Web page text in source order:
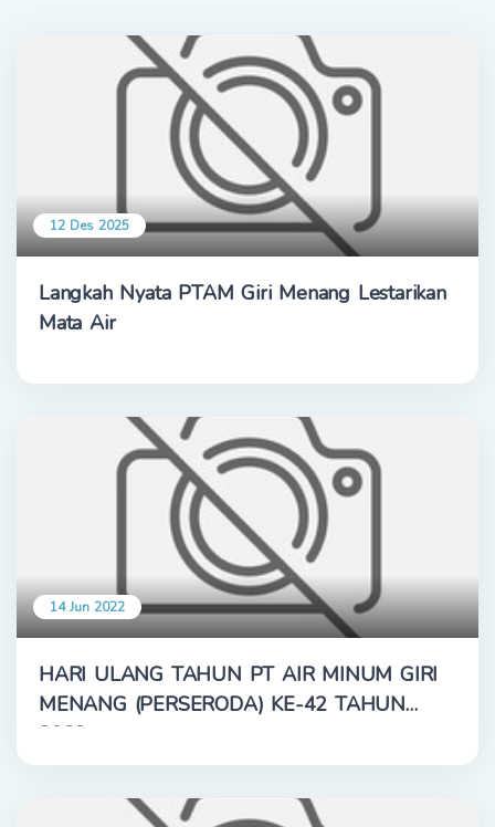
12 Des 2025
Langkah Nyata PTAM Giri Menang Lestarikan
Mata Air
14 Jun 2022
HARI ULANG TAHUN PT AIR MINUM GIRI
MENANG (PERSERODA) KE-42 TAHUN
2022